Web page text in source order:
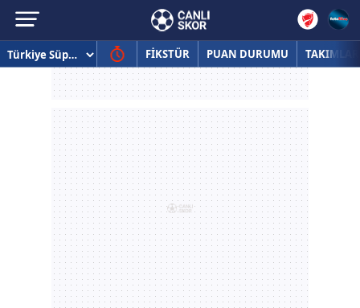
FİKSTÜR PUAN DURUMU TAKIMLAR